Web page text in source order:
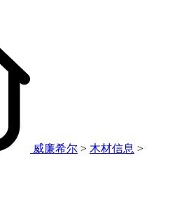
威廉希尔 > 木材信息 >